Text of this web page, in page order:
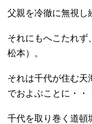
父親を冷徹に無視し
それにもへこたれず
松本）。
それは千代が住む天
でおよぶことに・・
千代を取り巻く道頓